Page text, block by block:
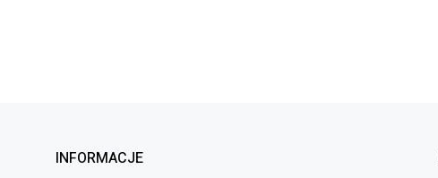
INFORMACJE